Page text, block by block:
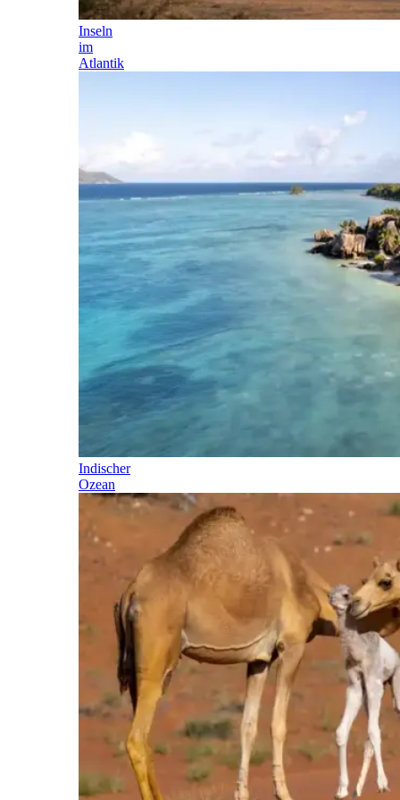
Inseln
im
Atlantik
Indischer
Ozean